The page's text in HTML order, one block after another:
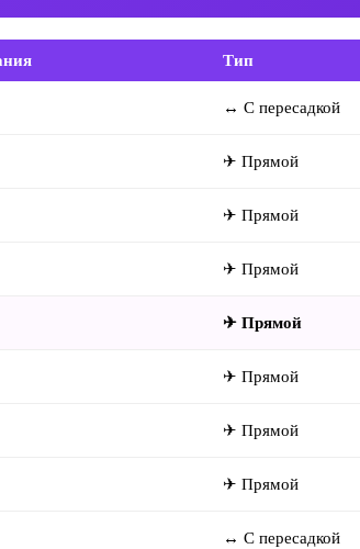
Тип
↔ С пересадкой
✈ Прямой
✈ Прямой
✈ Прямой
✈ Прямой
✈ Прямой
✈ Прямой
✈ Прямой
↔ С пересадкой